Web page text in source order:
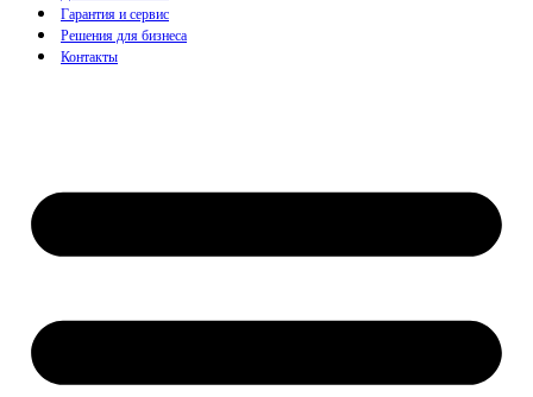
Гарантия и сервис
Решения для бизнеса
Контакты